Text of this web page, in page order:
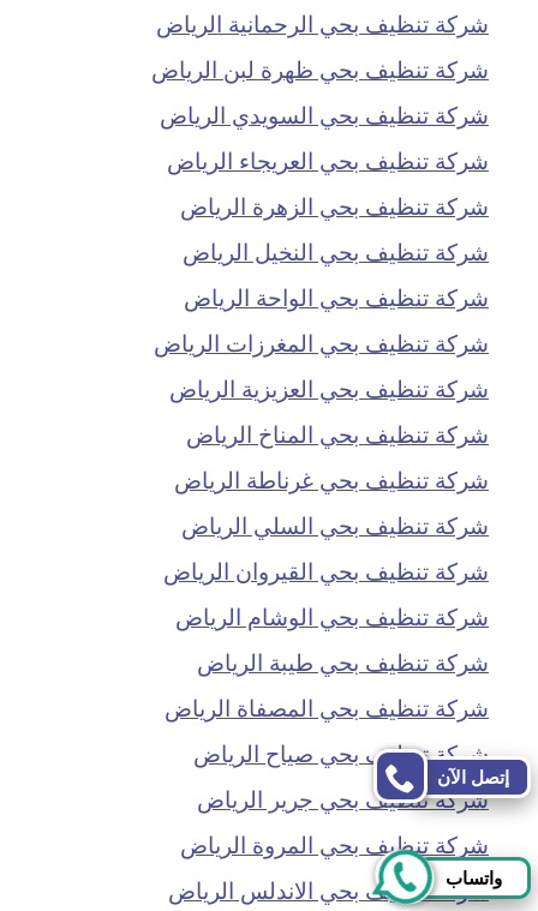
شركة تنظيف بحي الرحمانية الرياض
شركة تنظيف بحي ظهرة لبن الرياض
شركة تنظيف بحي السويدي الرياض
شركة تنظيف بحي العريجاء الرياض
شركة تنظيف بحي الزهرة الرياض
شركة تنظيف بحي النخيل الرياض
شركة تنظيف بحي الواحة الرياض
شركة تنظيف بحي المغرزات الرياض
شركة تنظيف بحي العزيزية الرياض
شركة تنظيف بحي المناخ الرياض
شركة تنظيف بحي غرناطة الرياض
شركة تنظيف بحي السلي الرياض
شركة تنظيف بحي القيروان الرياض
شركة تنظيف بحي الوشام الرياض
شركة تنظيف بحي طيبة الرياض
شركة تنظيف بحي المصفاة الرياض
شركة تنظيف بحي صياح الرياض
شركة تنظيف بحي جرير الرياض
شركة تنظيف بحي المروة الرياض
شركة تنظيف بحي الاندلس الرياض
إتصل الآن
واتساب